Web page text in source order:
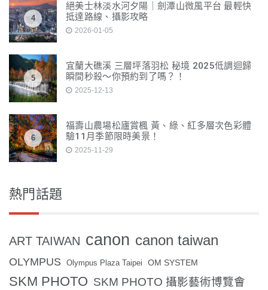
4
絕美士林淡水河夕陽｜劍潭山微風平台 最輕快
抵達路線、攝影攻略
2026-01-05
5
宜蘭大礁溪 三層坪落羽松 秘境 2025低調迴歸
瞬間秒殺～你預約到了嗎？！
2025-12-13
6
福壽山農場松廬賞楓 黃、綠、紅多層次色彩體
驗11月季節限時美景！
2025-11-29
熱門話題
ART TAIWAN canon canon taiwan
OLYMPUS Olympus Plaza Taipei OM SYSTEM
SKM PHOTO SKM PHOTO 攝影藝術博覽會